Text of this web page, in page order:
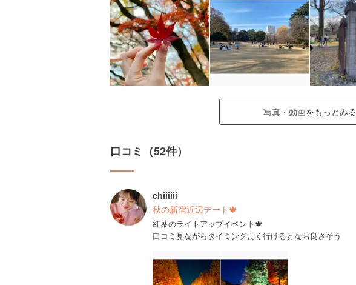
写真・動画をもっとみる
口コミ（52件）
chiiiiii
秋の新宿近辺デート🍁
紅葉のライトアップイベント🍁
口コミ見ながらタイミングよく行けるとなお良さそう